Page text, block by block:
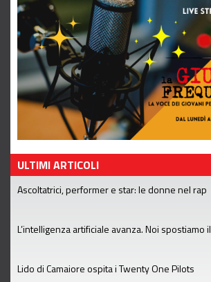
ULTIMI ARTICOLI
Ascoltatrici, performer e star: le donne nel rap
L’intelligenza artificiale avanza. Noi spostiamo
Lido di Camaiore ospita i Twenty One Pilots